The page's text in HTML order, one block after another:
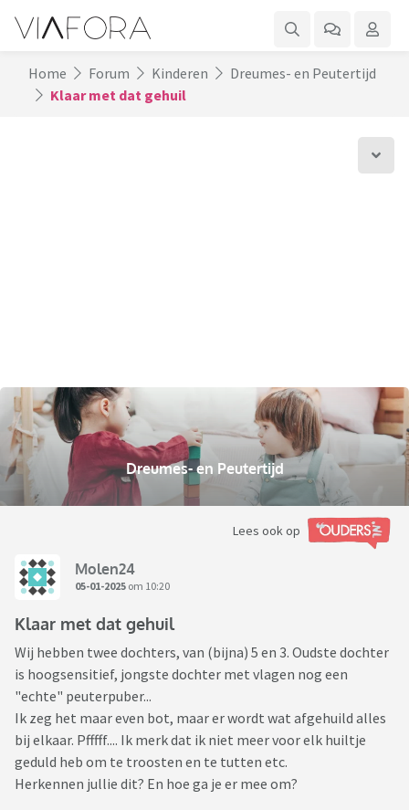
Home Forum Kinderen
Dreumes- en Peutertijd
Klaar met dat gehuil
Dreumes- en Peutertijd
Lees ook op
Molen24
05-01-2025 om 10:20
Klaar met dat gehuil
Wij hebben twee dochters, van (bijna) 5 en 3. Oudste dochter
is hoogsensitief, jongste dochter met vlagen nog een
"echte" peuterpuber...
Ik zeg het maar even bot, maar er wordt wat afgehuild alles
bij elkaar. Pfffff.... Ik merk dat ik niet meer voor elk huiltje
geduld heb om te troosten en te tutten etc.
Herkennen jullie dit? En hoe ga je er mee om?